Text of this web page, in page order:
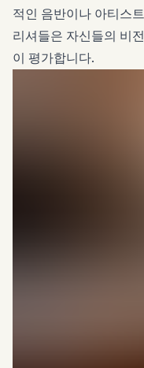
적인 음반이나 아티스
리셔들은 자신들의 비
이 평가합니다.